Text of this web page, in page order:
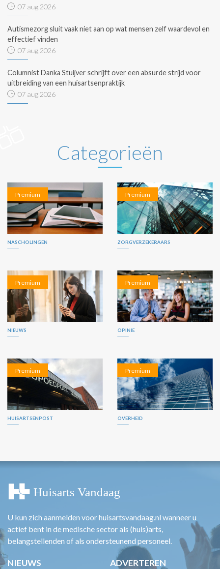
07 aug 2026
Autismezorg sluit vaak niet aan op wat mensen zelf waardevol en
effectief vinden
07 aug 2026
Columnist Danka Stuijver schrijft over een absurde strijd voor
uitbreiding van een huisartsenpraktijk
07 aug 2026
Categorieën
Premium
NASCHOLINGEN
Premium
ZORGVERZEKERAARS
Premium
NIEUWS
Premium
OPINIE
Premium
HUISARTSENPOST
Premium
OVERHEID
U kun zich aanmelden voor huisartsvandaag.nl wanneer u
actief bent in de medische sector als (huis)arts,
belangstellenden of als ondersteunend personeel.
NIEUWS ADVERTEREN